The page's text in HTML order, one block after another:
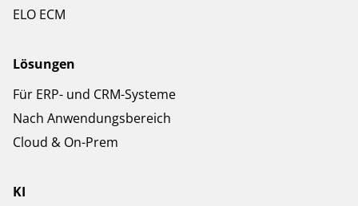
ELO ECM
Lösungen
Für ERP- und CRM-Systeme
Nach Anwendungsbereich
Cloud & On-Prem
KI